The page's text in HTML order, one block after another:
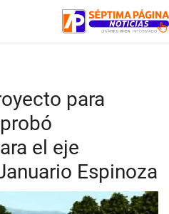
para
el eje
Espinoza